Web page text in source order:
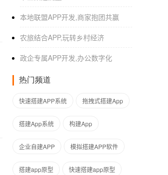
本地联盟APP开发,商家抱团共赢
农旅结合APP,玩转乡村经济
政企专属APP开发,办公数字化
热门频道
快速搭建APP系统 拖拽式搭建App
搭建App系统 构建App
企业自建APP 模拟搭建APP软件
搭建app原型 快速搭建app原型